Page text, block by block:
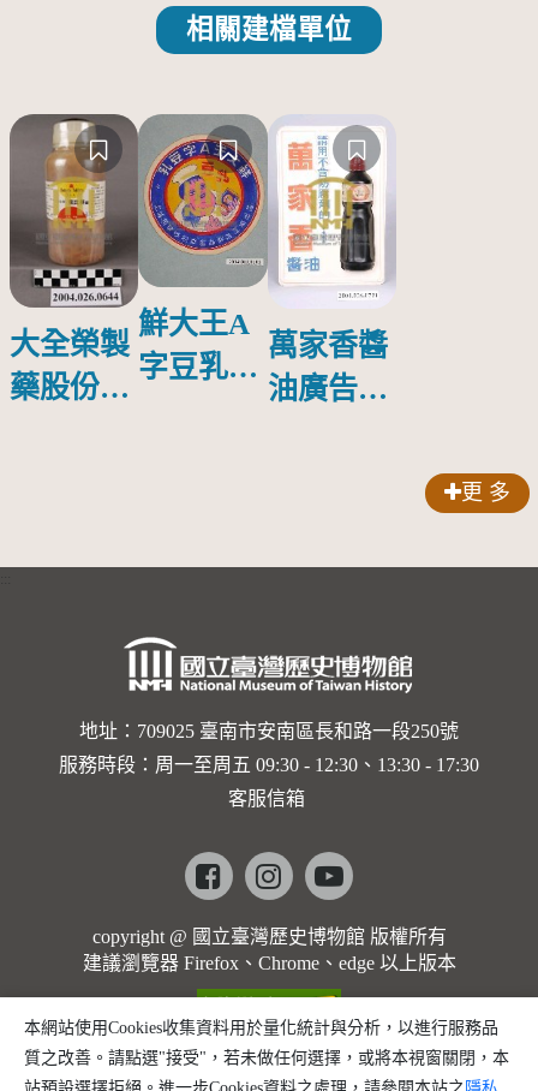
相關建檔單位
大全榮製
藥股份有
鮮大王A
字豆乳罐
萬家香醬
油廣告塑
更 多
地址：709025 臺南市安南區長和路一段250號
服務時段：周一至周五 09:30 - 12:30、13:30 - 17:30
客服信箱
Facebookinstagramyoutube
copyright @ 國立臺灣歷史博物館 版權所有
建議瀏覽器 Firefox、Chrome、edge 以上版本
本網站使用Cookies收集資料用於量化統計與分析，以進行服務品
質之改善。請點選"接受"，若未做任何選擇，或將本視窗關閉，本
站預設選擇拒絕。進一步Cookies資料之處理，請參閱本站之 隱私